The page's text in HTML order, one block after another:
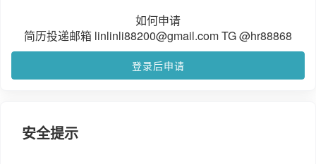
如何申请
简历投递邮箱 linlinli88200@gmail.com TG @hr88868
登录后申请
安全提示